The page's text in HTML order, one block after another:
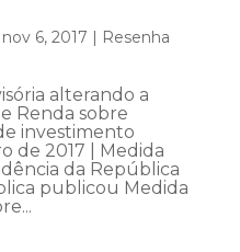
nov 6, 2017 | Resenha
alterando a
Renda sobre
investimento
de 2017 | Medida
da República
publicou Medida